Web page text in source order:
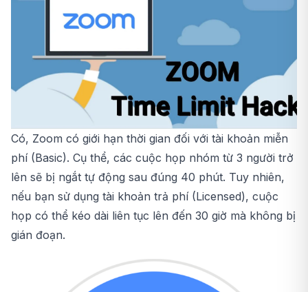
Có, Zoom có giới hạn thời gian đối với tài khoản miễn
phí (Basic). Cụ thể, các cuộc họp nhóm từ 3 người trở
lên sẽ bị ngắt tự động sau đúng 40 phút. Tuy nhiên,
nếu bạn sử dụng tài khoản trả phí (Licensed), cuộc
họp có thể kéo dài liên tục lên đến 30 giờ mà không bị
gián đoạn.